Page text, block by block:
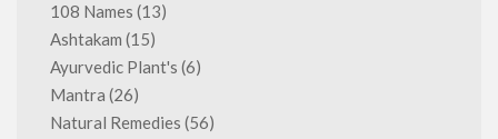
108 Names (13)
Ashtakam (15)
Ayurvedic Plant's (6)
Mantra (26)
Natural Remedies (56)